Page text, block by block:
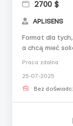
2700 $
APLISENS
Format dla
a chcą mieć
Wszystko —
Warunki:K —
Praca zdalna
25-07-2025
Bez